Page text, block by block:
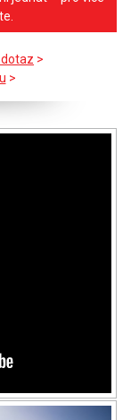
>
>